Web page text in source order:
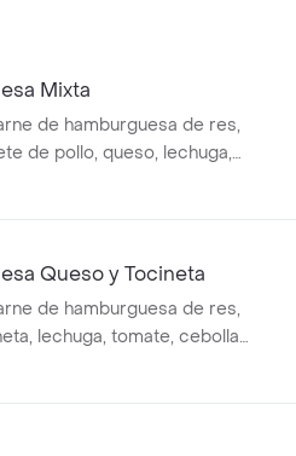
Mixta
de hamburguesa de res,
de pollo, queso, lechuga,
salsa de ajo, de tomate,
Queso y Tocineta
de hamburguesa de res,
lechuga, tomate, cebolla,
tomate, piña y mostaza.